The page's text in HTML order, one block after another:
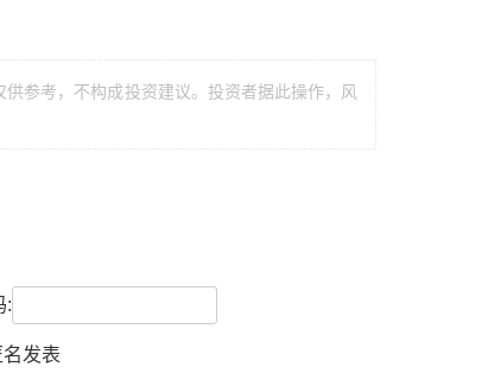
参考，不构成投资建议。投资者据此操作，风
:
名发表